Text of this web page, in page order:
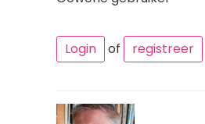
Login of registreer